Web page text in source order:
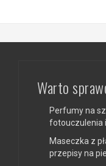
Warto
Perfumy na
fotouczulenia
Maseczka z
przepisy na